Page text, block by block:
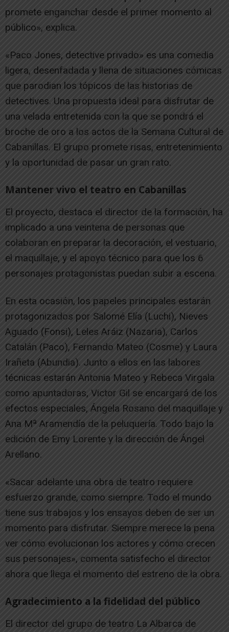
promete enganchar desde el primer momento al
público», explica.
«Paco Jones, detective privado» es una comedia
ligera, desenfadada y llena de situaciones cómicas
que parodian los tópicos de las historias de
detectives. Una propuesta ideal para disfrutar de
una velada entretenida con la que se pondrá el
broche de oro a los actos de la Semana Cultural de
Cabanillas. El grupo promete risas, entretenimiento
y la oportunidad de pasar un gran rato.
Mantener vivo el teatro en Cabanillas
El proyecto, destaca el director de la formación, ha
implicado a una veintena de personas que
colaboran en preparar la decoración, el vestuario,
el maquillaje, y el apoyo técnico para que los 6
personajes protagonistas puedan subir a escena.
En esta ocasión, los papeles principales estarán
protagonizados por Salomé Elía (Luchi), Nieves
Aguado (Fonsi), Leles Aráiz (Nazaria), Carlos
Catalán (Paco), Fernando Mateo (Cosme) y Laura
Irañeta (Abundia). Junto a ellos en las labores
técnicas estarán Antonia Mateo y Rebeca Virgala
como apuntadoras, Victor Gil se encargará de los
efectos especiales, Ángela Rosano del maquillaje y
Ana Mª Aramendía de la peluquería. Todo bajo la
edición de Emy Lorente y la dirección de Ángel
Arellano.
«Sacar adelante una obra de teatro requiere
esfuerzo grande, como siempre. Todo el mundo
tiene sus trabajos y los ensayos deben de ser un
momento para disfrutar. Siempre merece la pena
ver cómo evolucionan los actores y cómo crecen
sus personajes», comenta satisfecho el director
ahora que llega el momento del estreno de la obra.
Agradecimiento a la fidelidad del público
El director del grupo de teatro La Albarca de